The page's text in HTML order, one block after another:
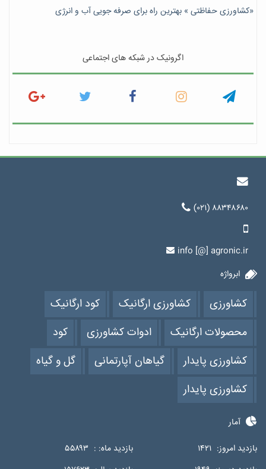
«کشاورزی حفاظتی » بهترین راه برای صرفه جویی آب و انرژی
اگرونیک در شبکه های اجتماعی
(۰۲۱) ۸۸۳۴۸۶۸۰
info [@] agronic.ir
ابرواژه
کشاورزی کشاورزی ارگانیک
کود ارگانیک
محصولات ارگانیک
ادوات کشاورزی
کود
کشاورزی پایدار
گیاهان آپارتمانی
گل و گیاه
کشاورزی پایدار
آمار
بازدید امروز: ۱۴۲۱ بازدید ماه: : ۵۵۸۹۳